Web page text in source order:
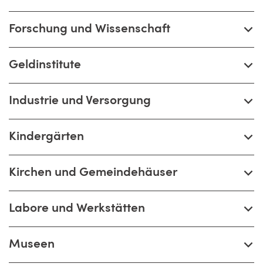
Forschung und Wissenschaft
Geldinstitute
Industrie und Versorgung
Kindergärten
Kirchen und Gemeindehäuser
Labore und Werkstätten
Museen